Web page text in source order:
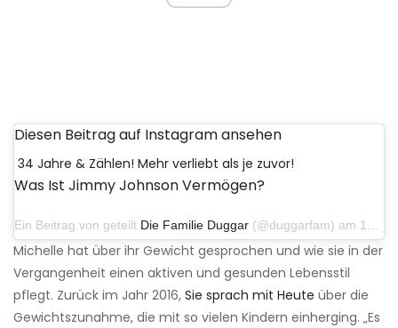
Diesen Beitrag auf Instagram ansehen
34 Jahre & Zählen! Mehr verliebt als je zuvor!
Was Ist Jimmy Johnson Vermögen?
Ein Beitrag von geteilt Die Familie Duggar (@duggarfam) am 10. November 2018 um 17:37 Uhr PST
Michelle hat über ihr Gewicht gesprochen und wie sie in der
Vergangenheit einen aktiven und gesunden Lebensstil
pflegt. Zurück im Jahr 2016, Sie sprach mit Heute über die
Gewichtszunahme, die mit so vielen Kindern einherging. „Es